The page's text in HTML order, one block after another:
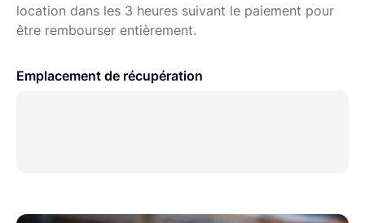
location dans les 3 heures suivant le paiement pour
être rembourser entièrement.
Emplacement de récupération